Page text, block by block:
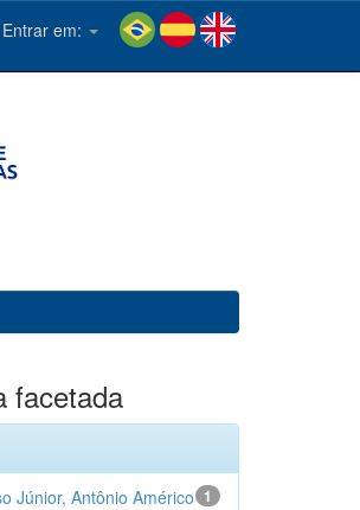
Entrar em:
facetada
1
Júnior, Antônio Américo